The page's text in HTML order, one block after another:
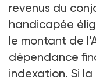
revenus du
handicapée
le montant de
dépendance
indexation. Si la